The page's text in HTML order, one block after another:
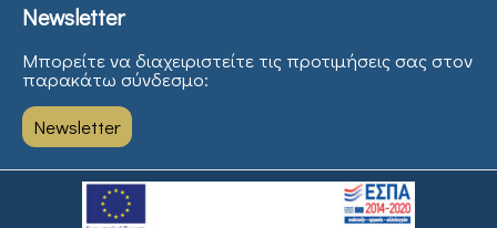
Newsletter
Μπορείτε να διαχειριστείτε τις προτιμήσεις σας στον
παρακάτω σύνδεσμο:
Newsletter